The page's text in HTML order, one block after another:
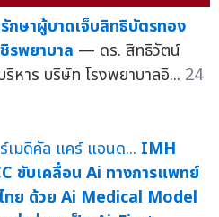
กษาผู้บาดเจ็บสิทธิบัตรทอง
รพยาบาล — ดร. สิทธิวัตน์
หาร บริษัท โรงพยาบาลอิ... 24
IMH
ขับเคลื่อน Ai ทางการแพทย์
ย ด้วย Ai Medical Model